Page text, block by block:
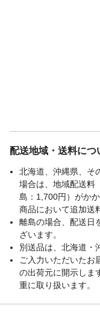
配送地域・送料につ
北海道、沖縄県、そ
場合は、地域配送料
島：1,700円）がか
商品において追加送
離島の場合、配送日
ざいます。
別送品は、北海道・
ご入力いただいたお
の出荷元に開示しま
重に取り扱います。